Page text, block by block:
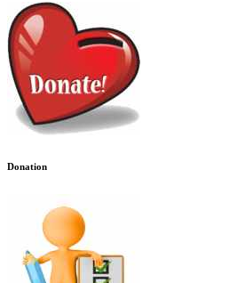
Donation